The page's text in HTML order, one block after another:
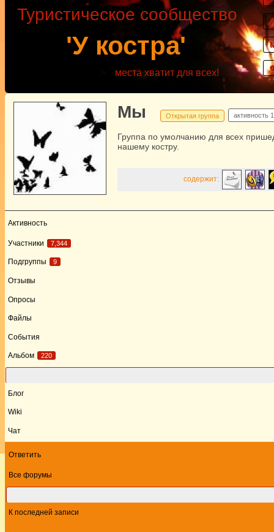
'У костра'
Туристическое сообщество
места хватит для всех!
Мы Открытая группа активность
Группа по умолчанию для всех
нашему костру.
содержит:
Активность
Участники 7,344
Подгруппы 9
Отзывы
Опросы
Файлы
События
Альбом 220
Блог
Wiki
Чат
Ответить
Все форумы
К последней записи